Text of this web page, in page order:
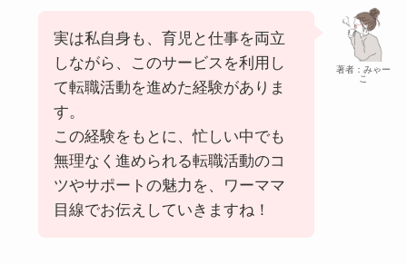
著者：みゃー
こ
実は私自身も、育児と仕事を両立
しながら、このサービスを利用し
て転職活動を進めた経験がありま
す。
この経験をもとに、忙しい中でも
無理なく進められる転職活動のコ
ツやサポートの魅力を、ワーママ
目線でお伝えしていきますね！